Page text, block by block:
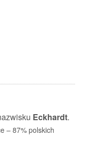
Eckhardt.
– 87% polskich